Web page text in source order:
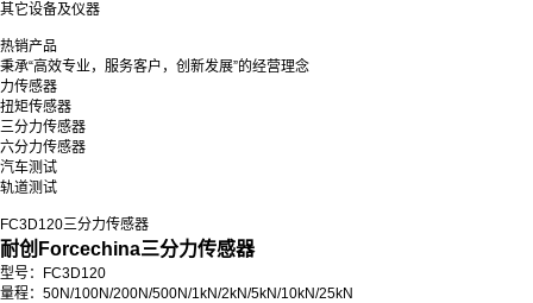
其它设备及仪器
热销产品
秉承“高效专业，服务客户，创新发展”的经营理念
力传感器
扭矩传感器
三分力传感器
六分力传感器
汽车测试
轨道测试
FC3D120三分力传感器
耐创Forcechina三分力传感器
型号：FC3D120
量程：50N/100N/200N/500N/1kN/2kN/5kN/10kN/25kN